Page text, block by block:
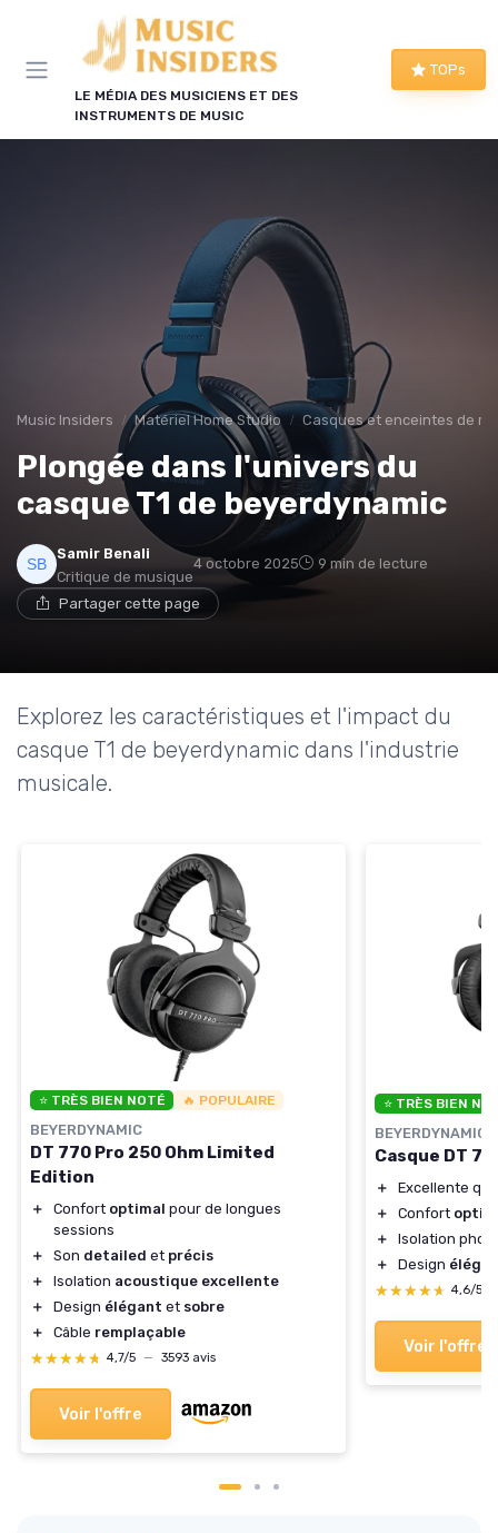
LE MÉDIA DES MUSICIENS ET DES
INSTRUMENTS DE MUSIC
TOPs
Music Insiders Matériel Home Studio Casques et enceintes de
Plongée dans l'univers du
casque T1 de beyerdynamic
Samir Benali
Critique de musique
4 octobre 2025 9 min de lecture
Partager cette page
Explorez les caractéristiques et l'impact du
casque T1 de beyerdynamic dans l'industrie
musicale.
⭐ TRÈS BIEN NOTÉ 🔥 POPULAIRE
BEYERDYNAMIC
DT 770 Pro 250 Ohm Limited
Edition
＋ Confort optimal pour de longues
sessions
＋
Son detailed et précis
＋
Isolation acoustique excellente
＋
Design élégant et sobre
＋
Câble remplaçable
★★★★★
★★★★★ 4,7/5 — 3593 avis
Voir l'offre
⭐ TRÈS BIEN
BEYERDYNAMIC
Casque DT
＋
Excellente
＋
Confort
＋
Isolation
＋
Design
★★★★★
★★★★★ 4,6/5
Voir l'offre
Panneau de gestion des cookies